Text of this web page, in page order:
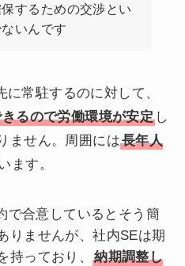
するための交渉とい
いんです
常駐するのに対して、
るので労働環境が安定 し
ません。周囲には長年人
ます。
で合意しているとそう簡
りませんが、社内SEは期
持っており、納期調整し